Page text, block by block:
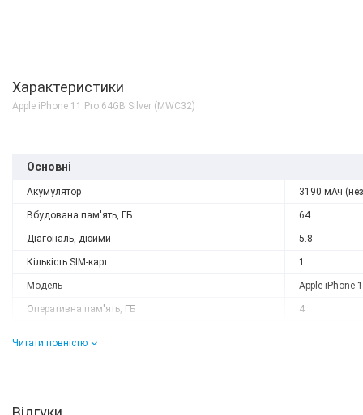
Характеристики
Apple iPhone 11 Pro 64GB Silver (MWC32)
Основні
Акумулятор 3190 мАч
Вбудована пам'ять, ГБ 64
Діагональ, дюйми 5.8
Кількість SIM-карт 1
Модель Apple iPhone
Оперативна пам'ять, ГБ 4
Читати повністю